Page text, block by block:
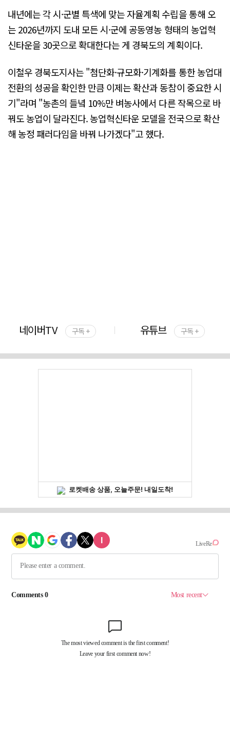
내년에는 각 시·군별 특색에 맞는 자율계획 수립을 통해 오
는 2026년까지 도내 모든 시·군에 공동영농 형태의 농업혁
신타운을 30곳으로 확대한다는 게 경북도의 계획이다.
이철우 경북도지사는 "첨단화·규모화·기계화를 통한 농업대
전환의 성공을 확인한 만큼 이제는 확산과 동참이 중요한 시
기"라며 "농촌의 들녘 10%만 벼농사에서 다른 작목으로 바
꿔도 농업이 달라진다. 농업혁신타운 모델을 전국으로 확산
해 농정 패러다임을 바꿔 나가겠다"고 했다.
네이버TV 구독 + 유튜브 구독 +